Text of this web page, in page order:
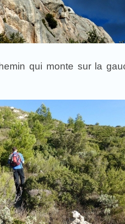
qui monte sur la